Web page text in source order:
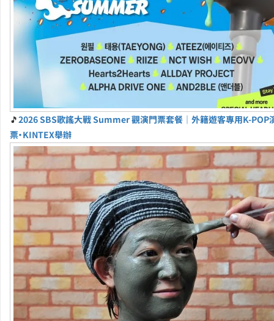
🎵2026 SBS歌謠大戰 Summer 觀演門票套餐｜外籍遊客專用K-POP
票・KINTEX舉辦